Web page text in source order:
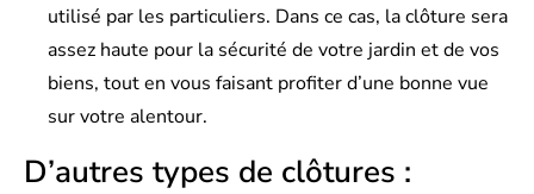
utilisé par les particuliers. Dans ce cas, la clôture sera
assez haute pour la sécurité de votre jardin et de vos
biens, tout en vous faisant profiter d’une bonne vue
sur votre alentour.
D’autres types de clôtures :